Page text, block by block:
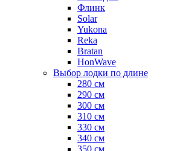
Флинк
Solar
Yukona
Reka
Bratan
HonWave
Выбор лодки по длине
280 см
290 см
300 см
310 см
330 см
340 см
350 см